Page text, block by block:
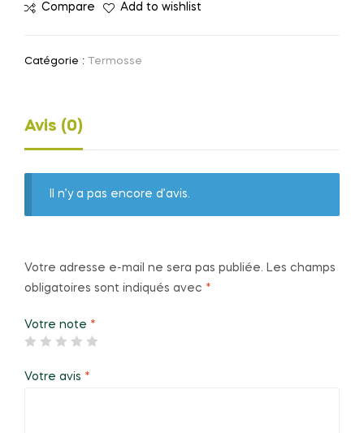
isotherme
Compare Add to wishlist
Catégorie : Termosse
Avis (0)
Il n’y a pas encore d’avis.
Votre adresse e-mail ne sera pas publiée. Les champs
obligatoires sont indiqués avec *
Votre note *
Votre avis *